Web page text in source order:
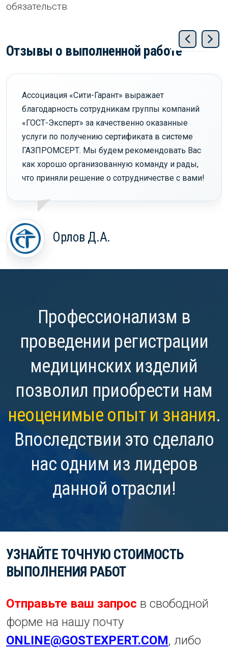
обязательств.
Отзывы о выполненной работе
Ассоциация «Сити-Гарант» выражает
благодарность сотрудникам группы компаний
«ГОСТ-Эксперт» за качественно оказанные
услуги по получению сертификата в системе
ГАЗПРОМСЕРТ. Мы будем рекомендовать Вас
как хорошо организованную команду и рады,
что приняли решение о сотрудничестве с вами!
Орлов Д.А.
Профессионализм в
проведении регистрации
медицинских изделий
позволил приобрести нам
неоценимые опыт и знания.
Впоследствии это сделало
нас одним из лидеров
данной отрасли!
УЗНАЙТЕ ТОЧНУЮ СТОИМОСТЬ
ВЫПОЛНЕНИЯ РАБОТ
Отправьте ваш запрос в свободной
форме на нашу почту
ONLINE@GOSTEXPERT.COM, либо